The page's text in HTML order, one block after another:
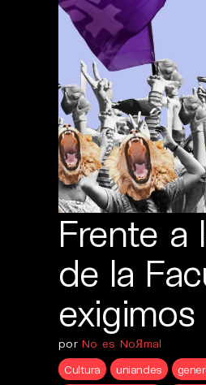
Frente a
de la
porNo es NoЯmal
Cultura
uniandes